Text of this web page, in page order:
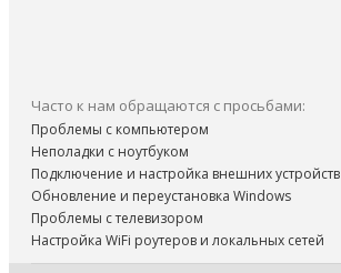
Часто к нам обращаются с просьбами:
Проблемы с компьютером
Неполадки с ноутбуком
Подключение и настройка внешних устройств
Обновление и переустановка Windows
Проблемы с телевизором
Настройка WiFi роутеров и локальных сетей